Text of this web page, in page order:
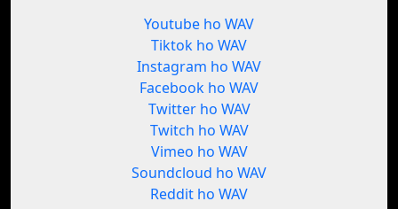
Youtube ho WAV
Tiktok ho WAV
Instagram ho WAV
Facebook ho WAV
Twitter ho WAV
Twitch ho WAV
Vimeo ho WAV
Soundcloud ho WAV
Reddit ho WAV